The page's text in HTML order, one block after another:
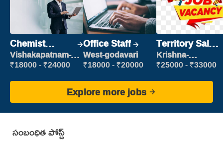
Chemist
Production
Executive
Vishakapatnam-
new
₹18000 - ₹24000
Office Staff
West-godavari
₹18000 - ₹20000
Territory Sales
Manager
Krishna-
vijayawada
₹25000 - ₹33000
Explore more jobs
సంబంధిత పోస్ట్